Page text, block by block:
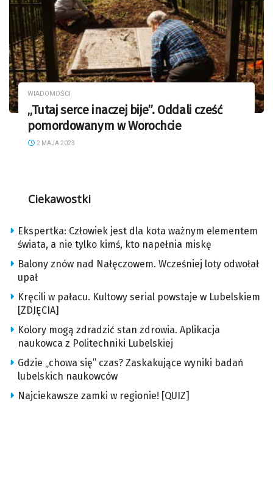
WIADOMOŚCI
„Tutaj serce inaczej bije”. Oddali cześć
pomordowanym w Worochcie
2 MAJA 2023
Ciekawostki
Ekspertka: Człowiek jest dla kota ważnym elementem
świata, a nie tylko kimś, kto napełnia miskę
Balony znów nad Nałęczowem. Wcześniej loty odwołał
upał
Kręcili w pałacu. Kultowy serial powstaje w Lubelskiem
[ZDJĘCIA]
Kolory mogą zdradzić stan zdrowia. Aplikacja
naukowca z Politechniki Lubelskiej
Gdzie „chowa się” czas? Zaskakujące wyniki badań
lubelskich naukowców
Najciekawsze zamki w regionie! [QUIZ]